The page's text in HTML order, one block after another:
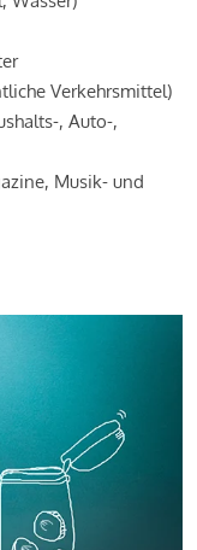
Verkehrsmittel)
, Auto-,
Musik- und